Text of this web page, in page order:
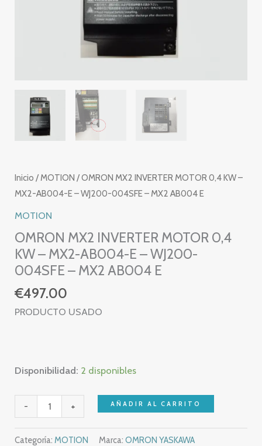
Inicio /MOTION / OMRON MX2 INVERTER MOTOR 0,4 KW –
MX2-AB004-E – WJ200-004SFE – MX2 AB004 E
MOTION
OMRON MX2 INVERTER MOTOR 0,4
KW – MX2-AB004-E – WJ200-
004SFE – MX2 AB004 E
€497.00
PRODUCTO USADO
Disponibilidad: 2 disponibles
-
OMRON
MX2
INVERTER
+ AÑADIR AL CARRITO
Categoría:MOTION Marca:OMRON YASKAWA